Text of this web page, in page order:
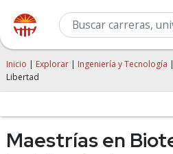
Inicio | Explorar | Ingeniería y Tecnología |
Libertad
Maestrías en